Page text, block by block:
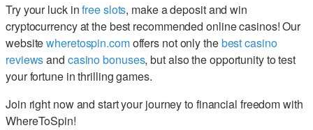
Try your luck infree slots, make a deposit and win
cryptocurrency at the best recommended online casinos! Our
websitewheretospin.comoffers not only thebest casino
reviewsand casino bonuses, but also the opportunity to test
your fortune in thrilling games.
Join right now and start your journey to financial freedom with
WhereToSpin!